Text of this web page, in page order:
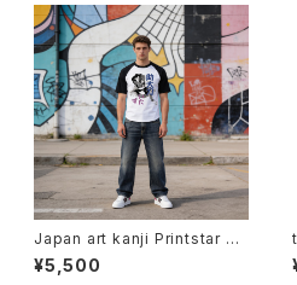
ンダー ウェア カットソー 個性
人気 定番 重ね着 和風 soul o
utfit worldwide shipping 三
つ盛り文銭 家紋
Japan art kanji Printstar ヘ
ビーウェイト Tシャツ 半袖 T s
hirt オリジナル デザイン アメリ
¥5,500